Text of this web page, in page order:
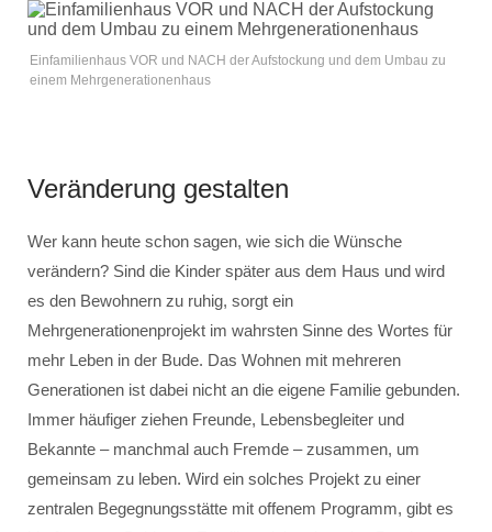
Einfamilienhaus VOR und NACH der Aufstockung und dem Umbau zu
einem Mehrgenerationenhaus
Veränderung gestalten
Wer kann heute schon sagen, wie sich die Wünsche
verändern? Sind die Kinder später aus dem Haus und wird
es den Bewohnern zu ruhig, sorgt ein
Mehrgenerationenprojekt im wahrsten Sinne des Wortes für
mehr Leben in der Bude. Das Wohnen mit mehreren
Generationen ist dabei nicht an die eigene Familie gebunden.
Immer häufiger ziehen Freunde, Lebensbegleiter und
Bekannte – manchmal auch Fremde – zusammen, um
gemeinsam zu leben. Wird ein solches Projekt zu einer
zentralen Begegnungsstätte mit offenem Programm, gibt es